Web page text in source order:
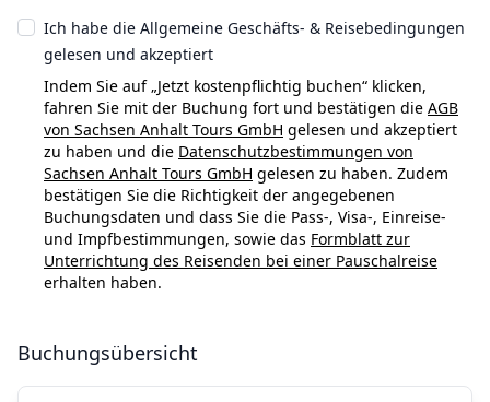
Ich habe die Allgemeine Geschäfts- & Reisebedingungen
gelesen und akzeptiert
Indem Sie auf „Jetzt kostenpflichtig buchen“ klicken,
fahren Sie mit der Buchung fort und bestätigen die AGB
von Sachsen Anhalt Tours GmbH gelesen und akzeptiert
zu haben und die Datenschutzbestimmungen von
Sachsen Anhalt Tours GmbH gelesen zu haben. Zudem
bestätigen Sie die Richtigkeit der angegebenen
Buchungsdaten und dass Sie die Pass-, Visa-, Einreise-
und Impfbestimmungen, sowie das Formblatt zur
Unterrichtung des Reisenden bei einer Pauschalreise
erhalten haben.
Buchungsübersicht